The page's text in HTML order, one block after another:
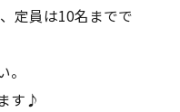
定員は10名までで
す♪